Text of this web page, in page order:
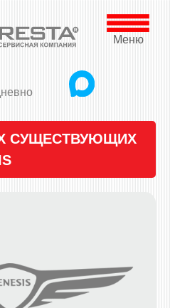
Меню
СУЩЕСТВУЮЩИХ